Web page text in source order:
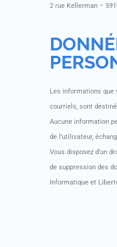
2 rue Kellerman –
Les informations que
courriels, sont
Aucune information
de l’utilisateur,
Vous disposez d’un
de suppression des
Informatique et